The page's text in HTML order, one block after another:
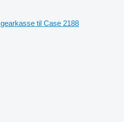
gearkasse til Case 2188